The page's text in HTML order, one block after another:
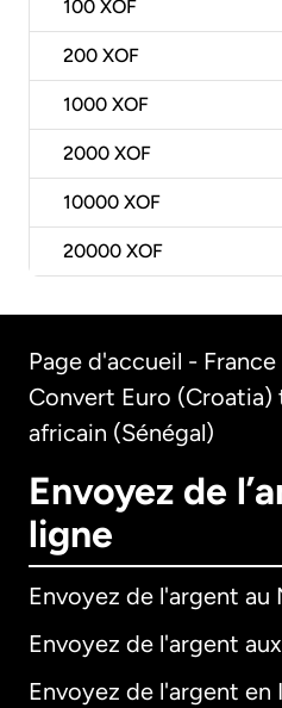
100 XOF
200 XOF
1000 XOF
2000 XOF
10000 XOF
20000 XOF
Page d'accueil - France
Convert Euro
africain (Sénégal)
Envoyez de
ligne
Envoyez de l'argent au
Envoyez de l'argent
Envoyez de l'argent en